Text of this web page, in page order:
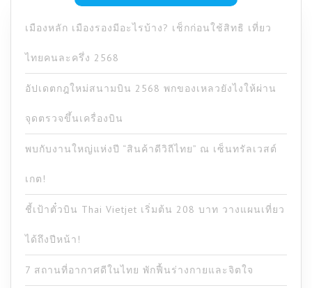
เมืองหลัก เมืองรองมีอะไรบ้าง? เช็กก่อนใช้สิทธิ เที่ยว
ไทยคนละครึ่ง 2568
อัปเดตกฎใหม่สนามบิน 2568 พกของเหลวยังไงให้ผ่าน
จุดตรวจขึ้นเครื่องบิน
พบกับงานใหญ่แห่งปี “สินค้าดีวิถีไทย” ณ เซ็นทรัลเวสต์
เกต!
ชี้เป้าตั๋วบิน Thai Vietjet เริ่มต้น 208 บาท วางแผนเที่ยว
ได้ถึงปีหน้า!
7 สถานที่อากาศดีในไทย พักฟื้นร่างกายและจิตใจ